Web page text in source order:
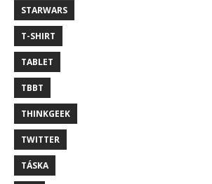
STARWARS
T-SHIRT
TABLET
TBBT
THINKGEEK
TWITTER
TÁSKA